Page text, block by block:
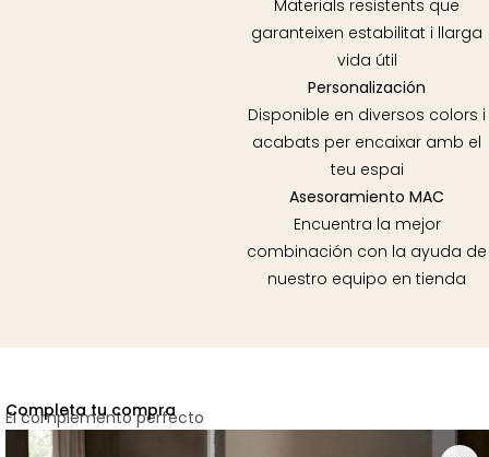
Materials resistents que
garanteixen estabilitat i llarga
vida útil
Personalización
Disponible en diversos colors i
acabats per encaixar amb el
teu espai
Asesoramiento MAC
Encuentra la mejor
combinación con la ayuda de
nuestro equipo en tienda
Completa tu compra
El complemento perfecto